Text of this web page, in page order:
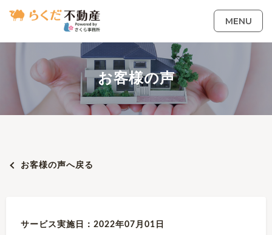
MENU
お客様の声
お客様の声へ戻る
サービス実施日：2022年07月01日